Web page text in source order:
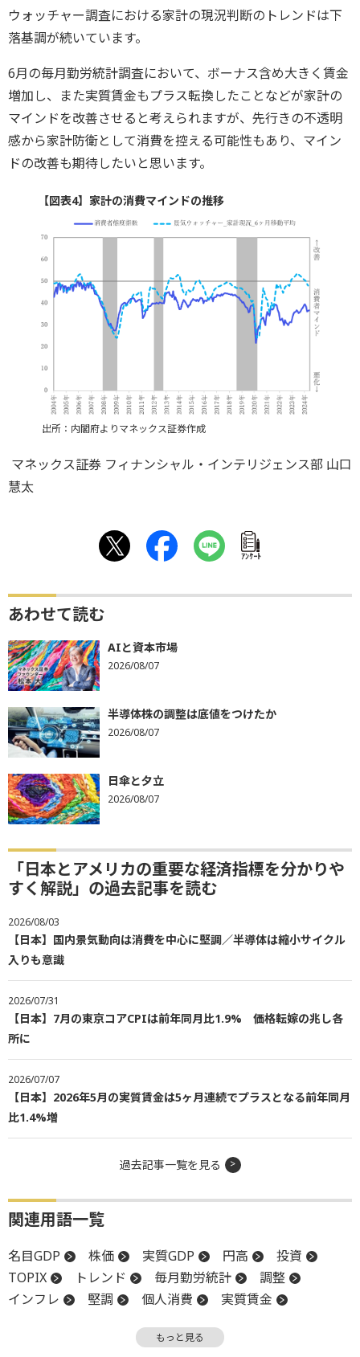
ウォッチャー調査における家計の現況判断のトレンドは下
落基調が続いています。
6月の毎月勤労統計調査において、ボーナス含め大きく賃金
増加し、また実質賃金もプラス転換したことなどが家計の
マインドを改善させると考えられますが、先行きの不透明
感から家計防衛として消費を控える可能性もあり、マイン
ドの改善も期待したいと思います。
【図表4】家計の消費マインドの推移
出所：内閣府よりマネックス証券作成
マネックス証券 フィナンシャル・インテリジェンス部 山口
慧太
ｱﾝｹｰﾄ
あわせて読む
AIと資本市場
2026/08/07
半導体株の調整は底値をつけたか
2026/08/07
日傘と夕立
2026/08/07
「日本とアメリカの重要な経済指標を分かりや
すく解説」の過去記事を読む
2026/08/03
【日本】国内景気動向は消費を中心に堅調／半導体は縮小サイクル
入りも意識
2026/07/31
【日本】7月の東京コアCPIは前年同月比1.9% 価格転嫁の兆し各
所に
2026/07/07
【日本】2026年5月の実質賃金は5ヶ月連続でプラスとなる前年同月
比1.4%増
過去記事一覧を見る
関連用語一覧
名目GDP 株価 実質GDP 円高
投資
TOPIX
トレンド 毎月勤労統計
調整
インフレ
堅調 個人消費
実質賃金
もっと見る